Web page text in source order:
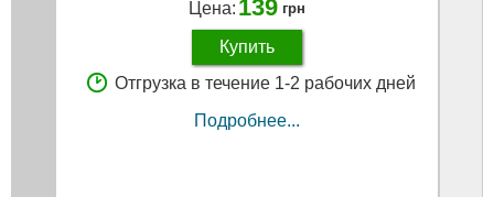
Цена: 139 грн
Купить
Отгрузка в течение 1-2 рабочих дней
Подробнее...